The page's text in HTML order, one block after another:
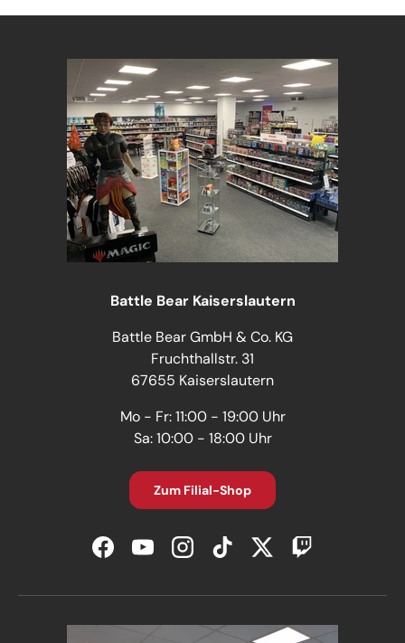
Battle Bear Kaiserslautern
Battle Bear GmbH & Co. KG
Fruchthallstr. 31
67655 Kaiserslautern
Mo - Fr: 11:00 - 19:00 Uhr
Sa: 10:00 - 18:00 Uhr
Zum Filial-Shop
FacebookYouTubeInstagramTikTokTwitterTwitch